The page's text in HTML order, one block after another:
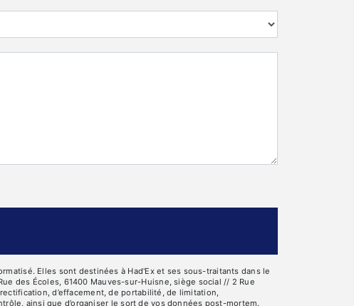
Elles sont destinées à Had'Ex et ses sous-traitants dans le
des Écoles, 61400 Mauves-sur-Huisne, siège social // 2 Rue
d’effacement, de portabilité, de limitation,
ainsi que d’organiser le sort de vos données post-mortem.